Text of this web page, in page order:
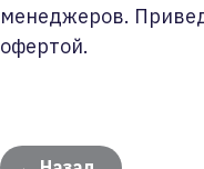
менеджеров.
офертой.